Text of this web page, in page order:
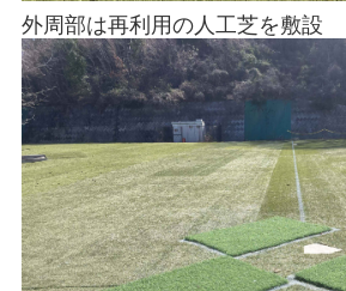
外周部は再利用の人工芝を敷設